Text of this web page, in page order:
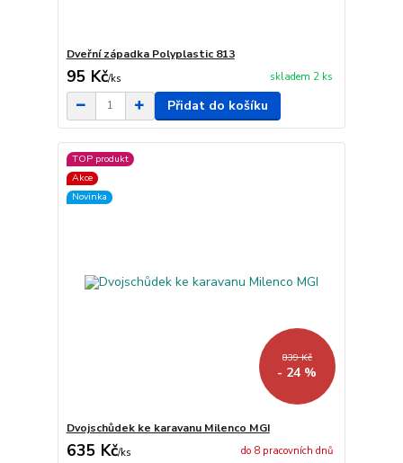
Dveřní západka Polyplastic 813
95 Kč/ks skladem 2 ks
Přidat do košíku
TOP produkt
Akce
Novinka
839 Kč
- 24 %
Dvojschůdek ke karavanu Milenco MGI
635 Kč/ks do 8 pracovních dnů